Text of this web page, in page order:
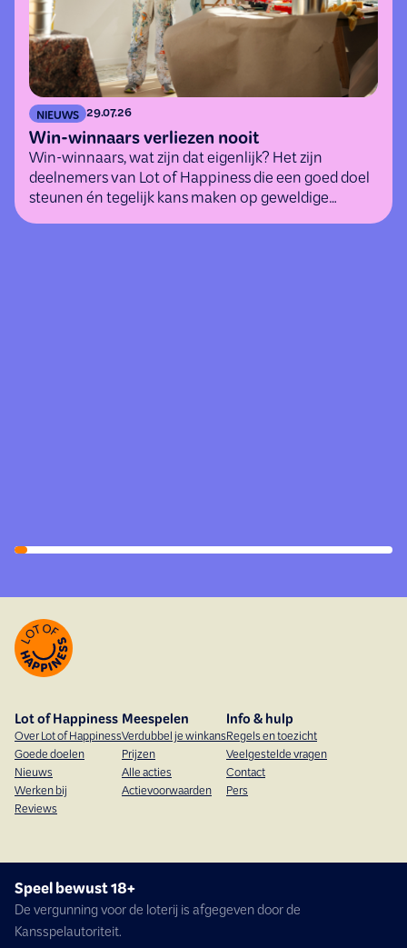
NIEUWS 29.07.26
Win-winnaars verliezen nooit
Win-winnaars, wat zijn dat eigenlijk? Het zijn
deelnemers van Lot of Happiness die een goed doel
steunen én tegelijk kans maken op geweldige
(geld)prijzen.
Lot of Happiness
Over Lot of Happiness
Goede doelen
Nieuws
Werken bij
Reviews
Meespelen
Verdubbel je winkans
Prijzen
Alle acties
Actievoorwaarden
Info & hulp
Regels en toezicht
Veelgestelde vragen
Contact
Pers
Speel bewust 18+
De vergunning voor de loterij is afgegeven door de
Kansspelautoriteit.